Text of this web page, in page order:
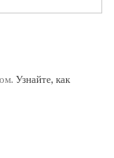
Узнайте, как